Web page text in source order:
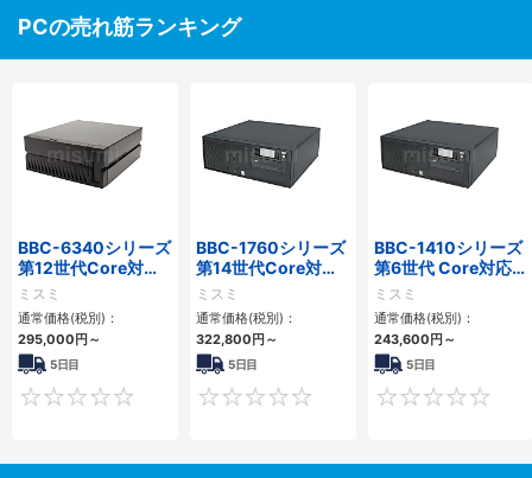
PCの売れ筋ランキング
BBC-6340シリーズ
第12世代Core対応
小型フロアマウント
PC2PCI/2PCIe
ミスミ
通常価格(税別)：
295,000円～
5日目
0
BBC-1760シリーズ
第14世代Core対応
小型フロアマウント
3PCIe
ミスミ
通常価格(税別)：
322,800円～
5日目
0
BBC-1410シリーズ
第6世代 Core対応フ
ロアマウントFAPC
3PCI・3PCIe
ミスミ
通常価格(税別)：
243,600円～
5日目